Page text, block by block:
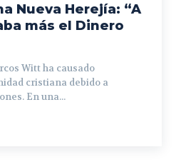
Nueva Herejía: “A
más el Dinero
Witt ha causado
cristiana debido a
En una...